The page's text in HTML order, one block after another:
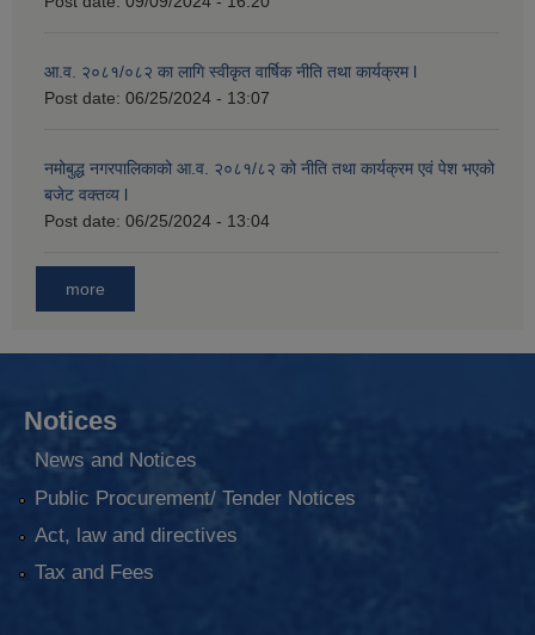
आ.व. २०८१/०८२ का लागि स्वीकृत वार्षिक नीति तथा कार्यक्रम l
Post date: 06/25/2024 - 13:07
नमोबुद्ध नगरपालिकाको आ‍.व. २०८१/८२ को नीति तथा कार्यक्रम एवं पेश भएको
बजेट वक्तव्य l
Post date: 06/25/2024 - 13:04
more
Notices
News and Notices
Public Procurement/ Tender Notices
Act, law and directives
Tax and Fees